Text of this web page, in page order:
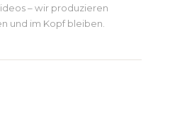
– wir produzieren
und im Kopf bleiben.